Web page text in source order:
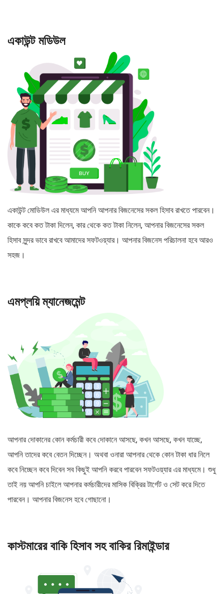
একাউন্ট মডিউল
একাউন্ট মোডিউল এর মাধ্যমে আপনি আপনার বিজনেসের সকল হিসাব রাখতে পারবেন।
কাকে কবে কত টাকা দিলেন, কার থেকে কত টাকা নিলেন, আপনার বিজনেসের সকল
হিসাব সুন্দর ভাবে রাখবে আমাদের সফটওয়্যার। আপনার বিজনেস পরিচালনা হবে আরও
সহজ।
এমপ্লয়ি ম্যানেজমেন্ট
আপনার দোকানের কোন কর্মচারী কবে দোকানে আসছে, কখন আসছে, কখন যাচ্ছে,
আপনি তাদের কবে বেতন দিচ্ছেন। অথবা ওনারা আপনার থেকে কোন টাকা ধার নিলে
কবে নিচ্ছেন কবে দিবেন সব কিছুই আপনি করবে পারবেন সফটওয়্যার এর মাধ্যমে। শুধু
তাই নয় আপনি চাইলে আপনার কর্মচারীদের মাসিক বিক্রির টার্গেট ও সেট করে দিতে
পারবেন। আপনার বিজনেস হবে গোছানো।
কাস্টমারের বাকি হিসাব সহ বাকির রিমাইন্ডার